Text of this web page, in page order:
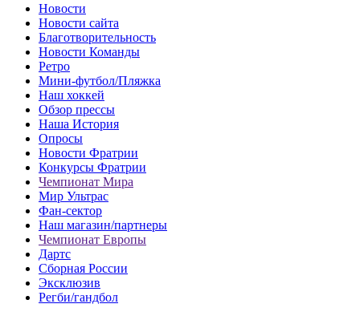
Новости
Новости сайта
Благотворительность
Новости Команды
Ретро
Мини-футбол/Пляжка
Наш хоккей
Обзор прессы
Наша История
Опросы
Новости Фратрии
Конкурсы Фратрии
Чемпионат Мира
Мир Ультрас
Фан-cектор
Наш магазин/партнеры
Чемпионат Европы
Дартс
Сборная России
Эксклюзив
Регби/гандбол